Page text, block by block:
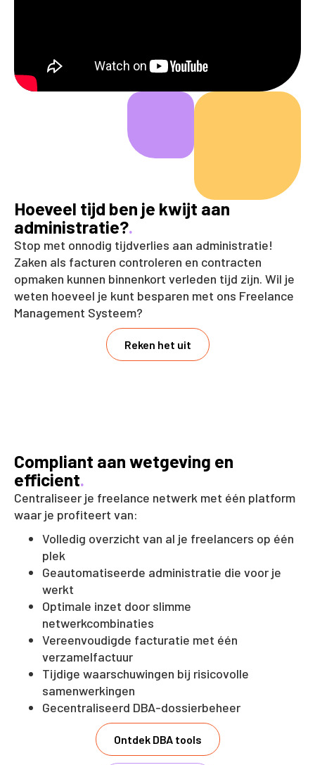
Hoeveel tijd ben je kwijt aan
administratie?.
Stop met onnodig tijdverlies aan administratie!
Zaken als facturen controleren en contracten
opmaken kunnen binnenkort verleden tijd zijn. Wil je
weten hoeveel je kunt besparen met ons Freelance
Management Systeem?
Reken het uit
Compliant aan wetgeving en
efficient.
Centraliseer je freelance netwerk met één platform
waar je profiteert van:
Volledig overzicht van al je freelancers op één
plek
Geautomatiseerde administratie die voor je
werkt
Optimale inzet door slimme
netwerkcombinaties
Vereenvoudigde facturatie met één
verzamelfactuur
Tijdige waarschuwingen bij risicovolle
samenwerkingen
Gecentraliseerd DBA-dossierbeheer
Ontdek DBA tools